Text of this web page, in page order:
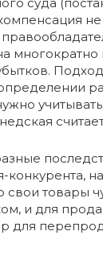
конкурента,
свои товары
и для
для